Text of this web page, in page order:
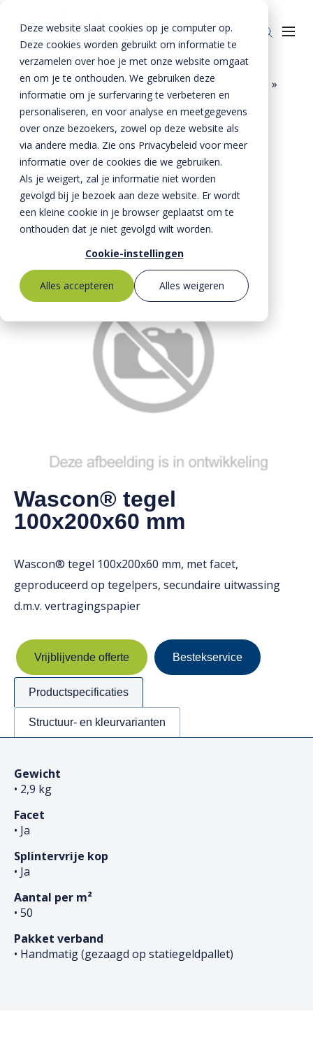
Deze website slaat cookies op je computer op.
Deze cookies worden gebruikt om informatie te
verzamelen over hoe je met onze website omgaat
en om je te onthouden. We gebruiken deze
informatie om je surfervaring te verbeteren en
personaliseren, en voor analyse en meetgegevens
over onze bezoekers, zowel op deze website als
via andere media. Zie ons Privacybeleid voor meer
informatie over de cookies die we gebruiken.
Als je weigert, zal je informatie niet worden
gevolgd bij je bezoek aan deze website. Er wordt
een kleine cookie in je browser geplaatst om te
onthouden dat je niet gevolgd wilt worden.
Cookie-instellingen
Alles accepteren
Alles weigeren
Bestekservice
Producten
Riolering
Bestrating
Oplossingen
BTE Groep
Onze verhalen
Over ons
MVO
Kernwaarden
Mission statement
HVO toeslag
Home »Producten » Bestrating »
»
Uitgewassen tegels
»
Uitgewassen tegels 100x200 mm»
Wascon tegel 100x200x60 mm
Wascon® tegel
100x200x60 mm
Wascon® tegel 100x200x60 mm, met facet,
geproduceerd op tegelpers, secundaire uitwassing
d.m.v. vertragingspapier
Vrijblijvende offerte Bestekservice
Productspecificaties
Structuur- en kleurvarianten
Gewicht
• 2,9 kg
Facet
• Ja
Splintervrije kop
• Ja
Aantal per m²
• 50
Pakket verband
• Handmatig (gezaagd op statiegeldpallet)